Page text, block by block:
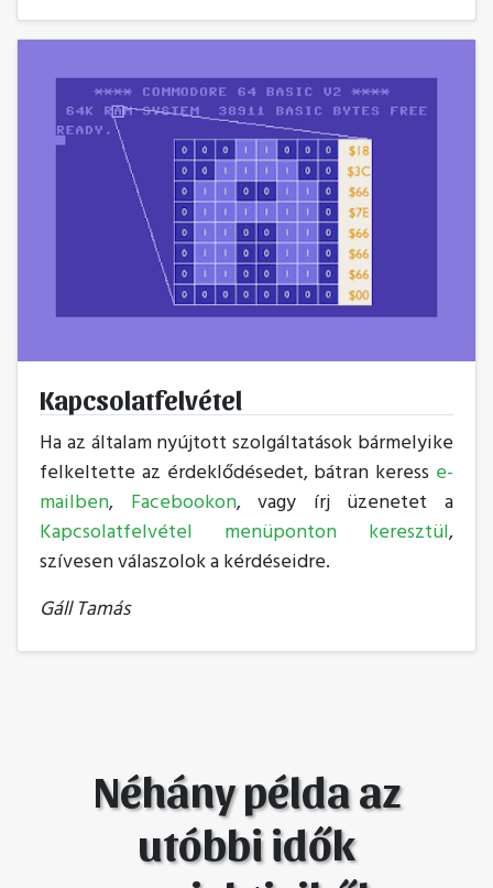
Kapcsolatfelvétel
Ha az általam nyújtott szolgáltatások bármelyike
felkeltette az érdeklődésedet, bátran keress e-
mailben, Facebookon, vagy írj üzenetet a
Kapcsolatfelvétel menüponton keresztül,
szívesen válaszolok a kérdéseidre.
Gáll Tamás
Néhány példa az
utóbbi idők